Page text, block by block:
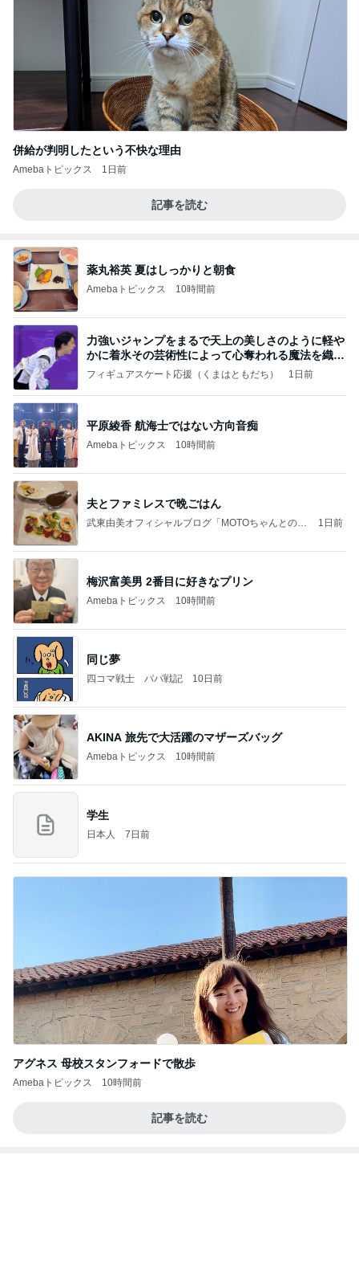
併給が判明したという不快な理由
Amebaトピックス 1日前
記事を読む
薬丸裕英 夏はしっかりと朝食
Amebaトピックス 10時間前
力強いジャンプをまるで天上の美しさのように軽や
かに着氷その芸術性によって心奪われる魔法を織り
なす
フィギュアスケート応援（くまはともだち） 1日前
平原綾香 航海士ではない方向音痴
Amebaトピックス 10時間前
夫とファミレスで晩ごはん
武東由美オフィシャルブログ「MOTOちゃんとのは
1日前
梅沢富美男 2番目に好きなプリン
Amebaトピックス 10時間前
同じ夢
四コマ戦士 パパ戦記 10日前
AKINA 旅先で大活躍のマザーズバッグ
Amebaトピックス 10時間前
学生
日本人 7日前
アグネス 母校スタンフォードで散歩
Amebaトピックス 10時間前
記事を読む